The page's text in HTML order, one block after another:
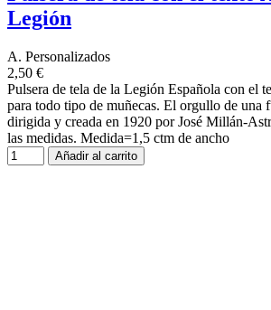
Legión
A. Personalizados
2,50 €
Pulsera de tela de la Legión Española con el
para todo tipo de muñecas. El orgullo de una
dirigida y creada en 1920 por José Millán-
las medidas. Medida=1,5 ctm de ancho
Añadir al carrito